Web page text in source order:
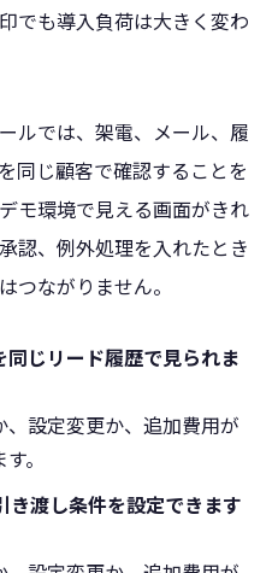
でも導入負荷は大きく変わ
ルでは、架電、メール、履
同じ顧客で確認することを
モ環境で見える画面がきれ
認、例外処理を入れたとき
つながりません。
じリード履歴で見られま
設定変更か、追加費用が
。
き渡し条件を設定できます